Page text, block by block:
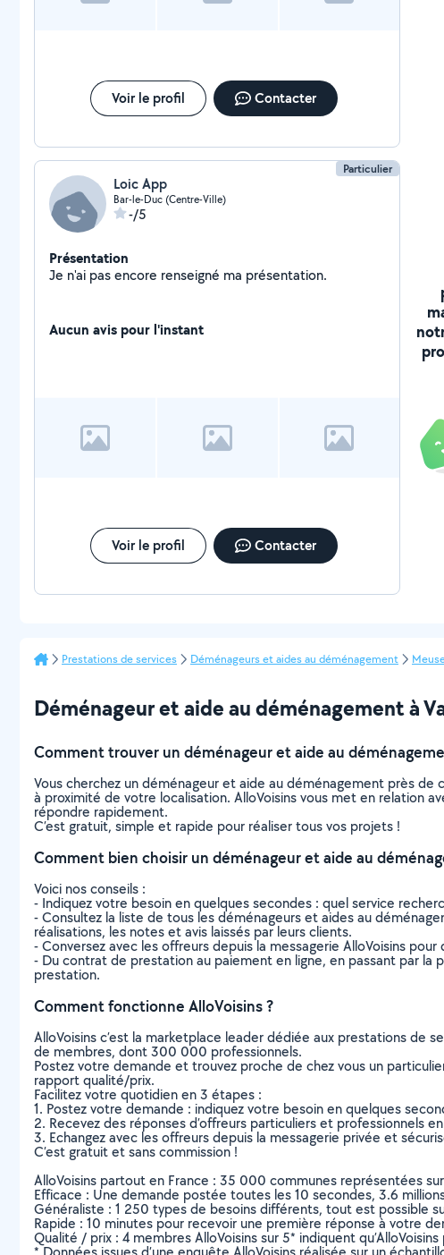
Voir le profil Contacter
Particulier
Loic App
Bar-le-Duc (Centre-Ville)
-/5
Présentation
Je n'ai pas encore renseigné ma présentation.
Aucun avis pour l'instant
Voir le profil Contacter
Prestations de services Déménageurs et aides au déménagement
Déménageur et aide au déménagement à
Comment trouver un déménageur et aide au
Vous cherchez un déménageur et aide au déménagement près
à proximité de votre localisation. AlloVoisins vous met en relation
répondre rapidement.
C’est gratuit, simple et rapide pour réaliser tous vos projets !
Comment bien choisir un déménageur et aide au
Voici nos conseils :
- Indiquez votre besoin en quelques secondes : quel service
- Consultez la liste de tous les déménageurs et aides au
réalisations, les notes et avis laissés par leurs clients.
- Conversez avec les offreurs depuis la messagerie AlloVoisins
- Du contrat de prestation au paiement en ligne, en passant par la
prestation.
Comment fonctionne AlloVoisins ?
AlloVoisins c’est la marketplace leader dédiée aux prestations de
de membres, dont 300 000 professionnels.
Postez votre demande et trouvez proche de chez vous un
rapport qualité/prix.
Facilitez votre quotidien en 3 étapes :
1. Postez votre demande : indiquez votre besoin en quelques
2. Recevez des réponses d’offreurs particuliers et professionnels
3. Echangez avec les offreurs depuis la messagerie privée et
C’est gratuit et sans commission !
AlloVoisins partout en France : 35 000 communes représentées
Efficace : Une demande postée toutes les 10 secondes, 3.6
Généraliste : 1 250 types de besoins différents, tout est possible
Rapide : 10 minutes pour recevoir une première réponse à votre
Qualité / prix : 4 membres AlloVoisins sur 5* indiquent